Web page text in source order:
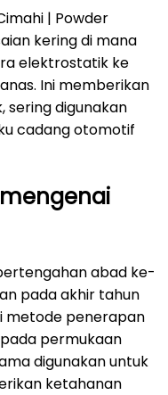
| Powder
kering di mana
elektrostatik ke
Ini memberikan
sering digunakan
cadang otomotif
abad ke-
pada akhir tahun
metode penerapan
permukaan
digunakan untuk
ketahanan